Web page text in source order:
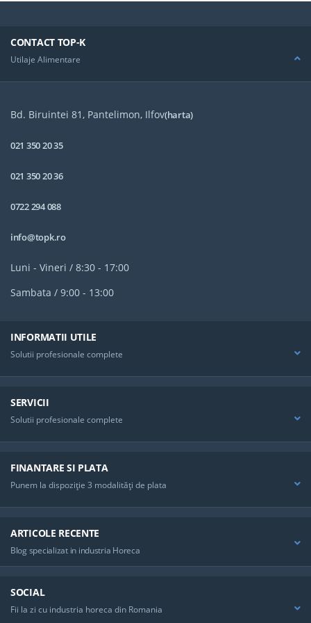
CONTACT TOP-K
Utilaje Alimentare
Bd. Biruintei 81, Pantelimon, Ilfov(harta)
021 350 20 35
021 350 20 36
0722 294 088
info@topk.ro
Luni - Vineri / 8:30 - 17:00
Sambata / 9:00 - 13:00
INFORMATII UTILE
Solutii profesionale complete
SERVICII
Solutii profesionale complete
FINANTARE SI PLATA
Punem la dispoziţie 3 modalităţi de plata
ARTICOLE RECENTE
Blog specializat in industria Horeca
SOCIAL
Fii la zi cu industria horeca din Romania